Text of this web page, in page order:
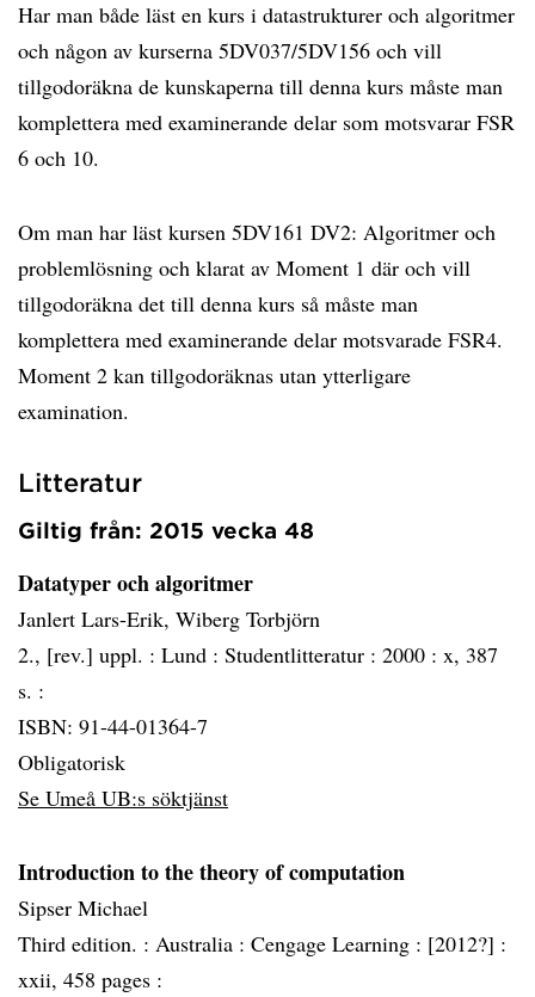
Har man både läst en kurs i datastrukturer och algoritmer
och någon av kurserna 5DV037/5DV156 och vill
tillgodoräkna de kunskaperna till denna kurs måste man
komplettera med examinerande delar som motsvarar FSR
6 och 10.
Om man har läst kursen 5DV161 DV2: Algoritmer och
problemlösning och klarat av Moment 1 där och vill
tillgodoräkna det till denna kurs så måste man
komplettera med examinerande delar motsvarade FSR4.
Moment 2 kan tillgodoräknas utan ytterligare
examination.
Litteratur
Giltig från: 2015 vecka 48
Datatyper och algoritmer
Janlert Lars-Erik, Wiberg Torbjörn
2., [rev.] uppl. : Lund : Studentlitteratur : 2000 : x, 387
s. :
ISBN: 91-44-01364-7
Obligatorisk
Se Umeå UB:s söktjänst
Introduction to the theory of computation
Sipser Michael
Third edition. : Australia : Cengage Learning : [2012?] :
xxii, 458 pages :